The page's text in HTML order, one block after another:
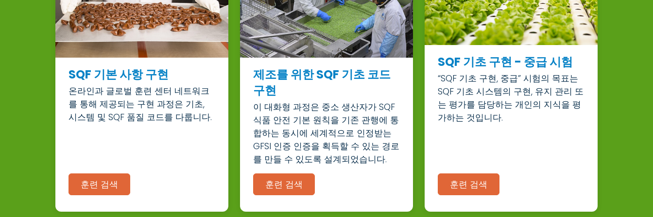
SQF 기본 사항 구현
온라인과 글로벌 훈련 센터 네트워크
를 통해 제공되는 구현 과정은 기초,
시스템 및 SQF 품질 코드를 다룹니다.
훈련 검색
제조를 위한 SQF 기초 코드
구현
이 대화형 과정은 중소 생산자가 SQF
식품 안전 기본 원칙을 기존 관행에 통
합하는 동시에 세계적으로 인정받는
GFSI 인증 인증을 획득할 수 있는 경로
를 만들 수 있도록 설계되었습니다.
훈련 검색
SQF 기초 구현 - 중급 시험
“SQF 기초 구현, 중급” 시험의 목표는
SQF 기초 시스템의 구현, 유지 관리 또
는 평가를 담당하는 개인의 지식을 평
가하는 것입니다.
훈련 검색